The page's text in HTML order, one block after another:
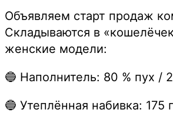
Объявляем старт продаж
Складываются в
женские модели:
🔵 Наполнитель: 80 % пух /
🔵 Утеплённая набивка: 175